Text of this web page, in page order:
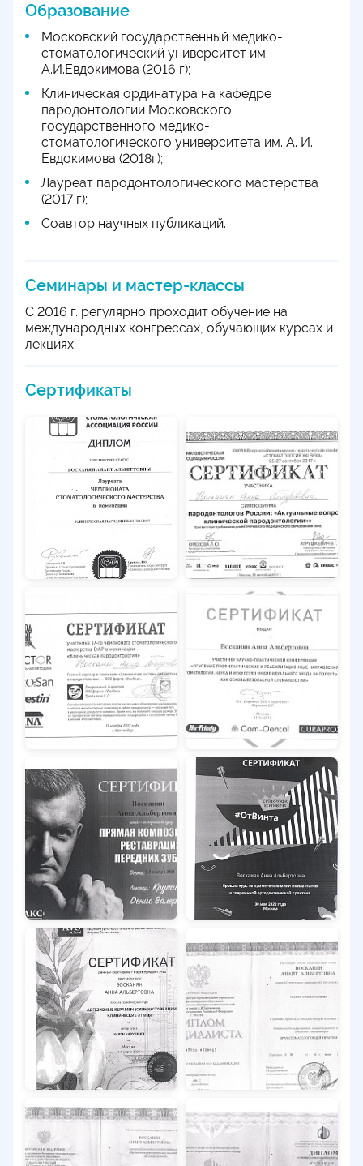
Образование
Московский государственный медико-
стоматологический университет им.
А.И.Евдокимова (2016 г);
Клиническая ординатура на кафедре
пародонтологии Московского
государственного медико-
стоматологического университета им. А. И.
Евдокимова (2018г);
Лауреат пародонтологического мастерства
(2017 г);
Соавтор научных публикаций.
Семинары и мастер-классы
С 2016 г. регулярно проходит обучение на
международных конгрессах, обучающих курсах и
лекциях.
Сертификаты